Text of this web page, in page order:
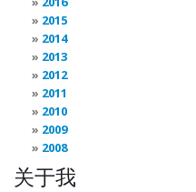
2015
2014
2013
2012
2011
2010
2009
2008
关于我